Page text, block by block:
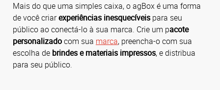
Mais do que uma simples caixa, o agBox é uma forma
de você criarexperiências inesquecíveis para seu
público ao conectá-lo à sua marca. Crie um pacote
personalizadocom sua marca, preencha-o com sua
escolha de brindes e materiais impressos, e distribua
para seu público.